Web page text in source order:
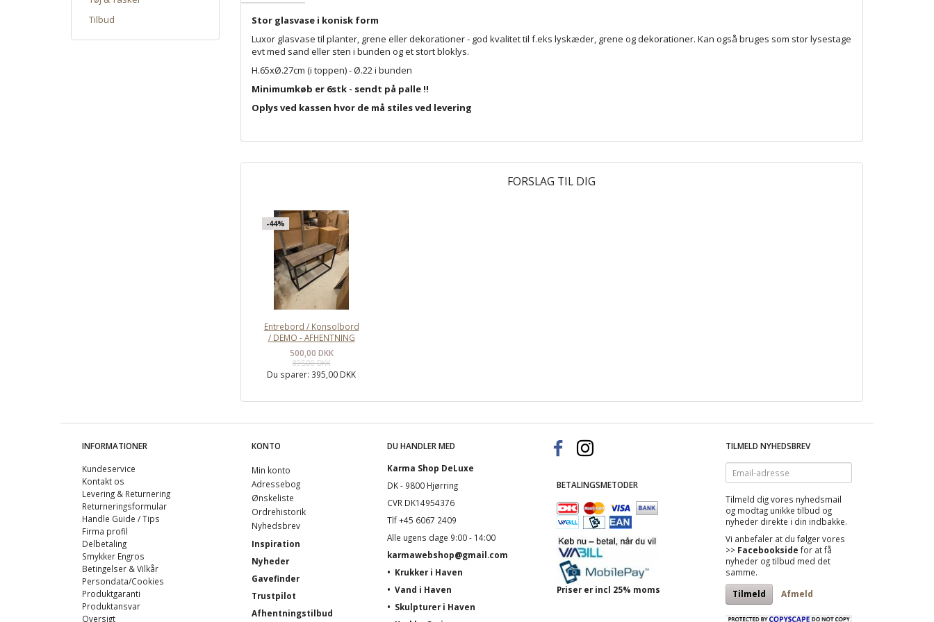
Tilbud
Stor glasvase i konisk form
Luxor glasvase til planter, grene eller dekorationer - god kvalitet til f.eks lyskæder, grene og dekorationer. Kan også bruges som stor lysestage
evt med sand eller sten i bunden og et stort bloklys.
H.65xØ.27cm (i toppen) - Ø.22 i bunden
Minimumkøb er 6stk - sendt på palle !!
Oplys ved kassen hvor de må stiles ved levering
FORSLAG TIL DIG
-44%
Entrebord / Konsolbord
/ DEMO - AFHENTNING
500,00 DKK
895,00 DKK
Du sparer: 395,00 DKK
INFORMATIONER
Kundeservice
Kontakt os
Levering & Returnering
Returneringsformular
Handle Guide / Tips
Firma profil
Delbetaling
Smykker Engros
Betingelser & Vilkår
Persondata/Cookies
Produktgaranti
Produktansvar
Oversigt
KONTO
Min konto
Adressebog
Ønskeliste
Ordrehistorik
Nyhedsbrev
Inspiration
Nyheder
Gavefinder
Trustpilot
Afhentningstilbud
DU HANDLER MED
Karma Shop DeLuxe
DK - 9800 Hjørring
CVR DK14954376
Tlf +45 6067 2409
Alle ugens dage 9:00 - 14:00
karmawebshop@gmail.com
• Krukker i Haven
• Vand i Haven
• Skulpturer i Haven
BETALINGSMETODER
Priser er incl 25% moms
TILMELD NYHEDSBREV
Email-
adresse
Tilmeld dig vores nyhedsmail
og modtag unikke tilbud og
nyheder direkte i din indbakke.
Vi anbefaler at du følger vores
>> Facebookside for at få
nyheder og tilbud med det
samme.
Tilmeld Afmeld